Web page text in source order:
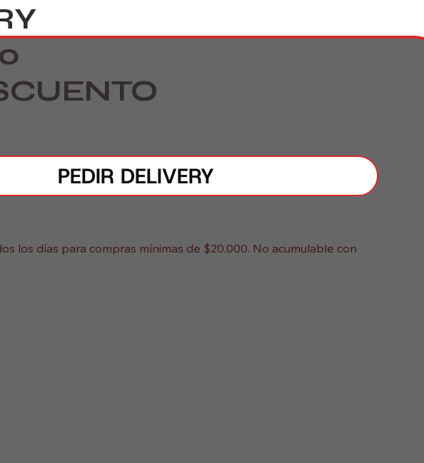
PEDIR DELIVERY
los días para compras mínimas de $20.000. No acumulable con